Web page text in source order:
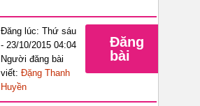
Đăng lúc: Thứ sáu
- 23/10/2015 04:04
Người đăng bài
viết: Đặng Thanh
Huyền
Đăng
bài